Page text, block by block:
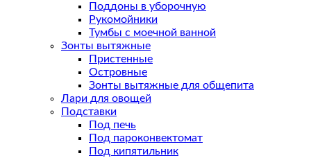
Поддоны в уборочную
Рукомойники
Тумбы с моечной ванной
Зонты вытяжные
Пристенные
Островные
Зонты вытяжные для общепита
Лари для овощей
Подставки
Под печь
Под пароконвектомат
Под кипятильник